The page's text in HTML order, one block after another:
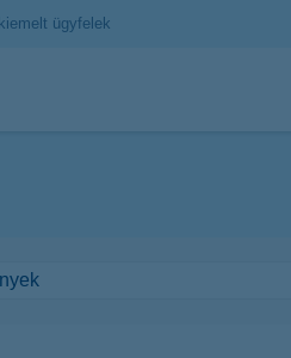
kiemelt ügyfelek